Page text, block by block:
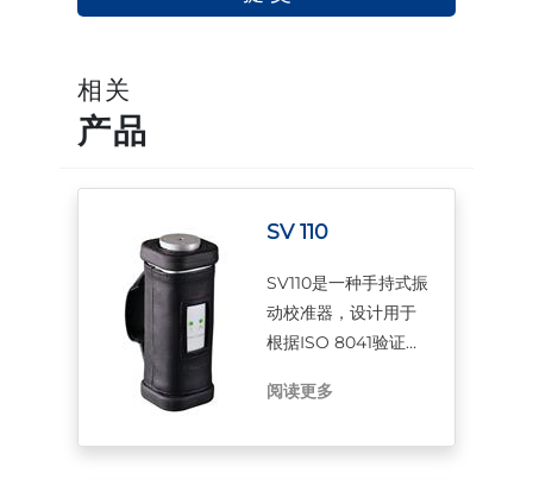
相关
产品
SV 110
SV110是一种手持式振
动校准器，设计用于
根据ISO 8041验证机
振动加速度计进行现
阅读更多